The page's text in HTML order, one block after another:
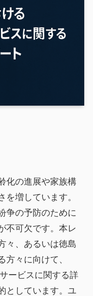
化の進展や家族構
を増しています。
争の予防のために
不可欠です。本レ
々、あるいは徳島
方々に向けて、
ービスに関する詳
としています。ユ